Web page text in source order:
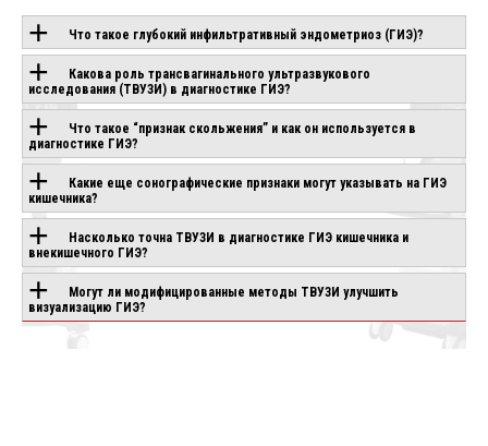
Что такое глубокий инфильтративный эндометриоз (ГИЭ)?
Какова роль трансвагинального ультразвукового
исследования (ТВУЗИ) в диагностике ГИЭ?
Что такое “признак скольжения” и как он используется в
диагностике ГИЭ?
Какие еще сонографические признаки могут указывать на ГИЭ
кишечника?
Насколько точна ТВУЗИ в диагностике ГИЭ кишечника и
внекишечного ГИЭ?
Могут ли модифицированные методы ТВУЗИ улучшить
визуализацию ГИЭ?
ОБОРУДОВАНИЕ С
ЭТОЙ
ТЕХНОЛОГИЕЙ
AIR
CANON APLIO
BEYOND
Под заказ
EBIT 90
Под заказ